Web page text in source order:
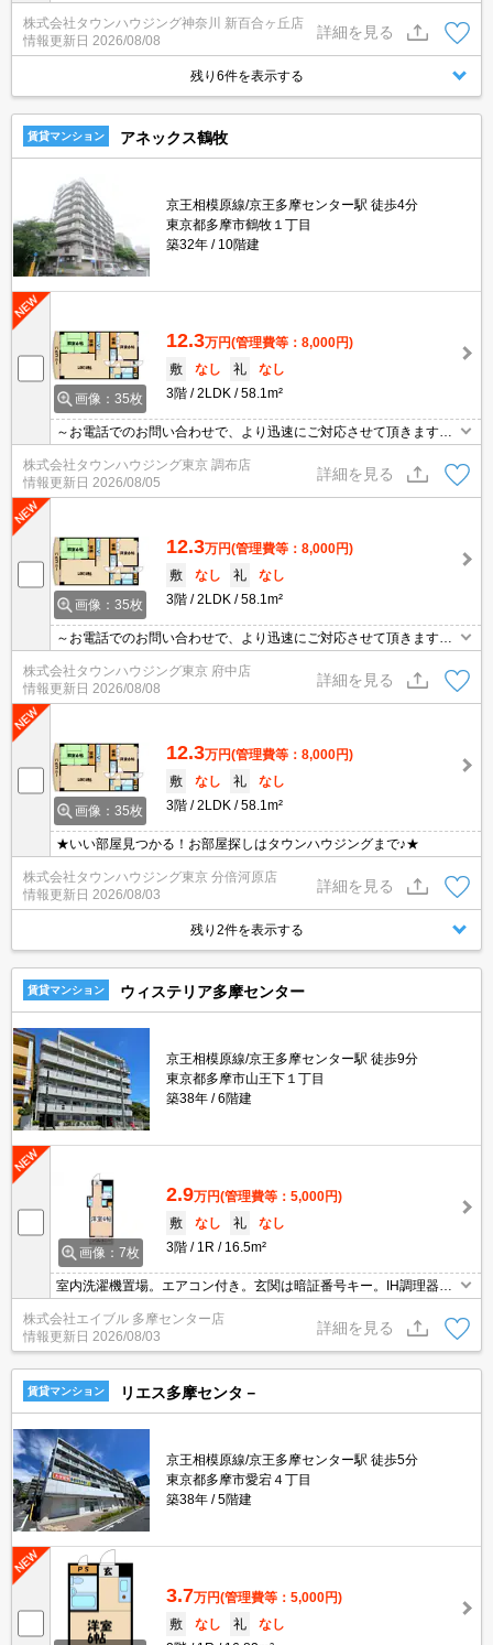
ご相談ください♪★
株式会社タウンハウジング神奈川 新百合ヶ丘店
情報更新日 2026/08/08
詳細を見る
残り6件を表示する
賃貸マンション アネックス鶴牧
京王相模原線/京王多摩センター駅 徒歩4分
東京都多摩市鶴牧１丁目
築32年
10階建
画像：35枚
12.3万円(管理費等：8,000円)
敷
なし 礼
なし
3階
2LDK 58.1m²
～お電話でのお問い合わせで、より迅速にご対応させて頂きます～
地域密着タウンハウジングまで～
株式会社タウンハウジング東京 調布店
情報更新日 2026/08/05
詳細を見る
画像：35枚
12.3万円(管理費等：8,000円)
敷
なし 礼
なし
3階
2LDK 58.1m²
～お電話でのお問い合わせで、より迅速にご対応させて頂きます～
地域密着タウンハウジングまで～
株式会社タウンハウジング東京 府中店
情報更新日 2026/08/08
詳細を見る
画像：35枚
12.3万円(管理費等：8,000円)
敷
なし 礼
なし
3階
2LDK 58.1m²
★いい部屋見つかる！お部屋探しはタウンハウジングまで♪★
株式会社タウンハウジング東京 分倍河原店
情報更新日 2026/08/03
詳細を見る
残り2件を表示する
賃貸マンション ウィステリア多摩センター
京王相模原線/京王多摩センター駅 徒歩9分
東京都多摩市山王下１丁目
築38年
6階建
画像：7枚
2.9万円(管理費等：5,000円)
敷
なし 礼
なし
3階
1R 16.5m²
室内洗濯機置場。エアコン付き。玄関は暗証番号キー。IH調理器付
き。仲介手数料家賃の55%。エレベーターあり。
株式会社エイブル 多摩センター店
情報更新日 2026/08/03
詳細を見る
賃貸マンション リエス多摩センタ－
京王相模原線/京王多摩センター駅 徒歩5分
東京都多摩市愛宕４丁目
築38年
5階建
3.7万円(管理費等：5,000円)
敷
なし 礼
なし